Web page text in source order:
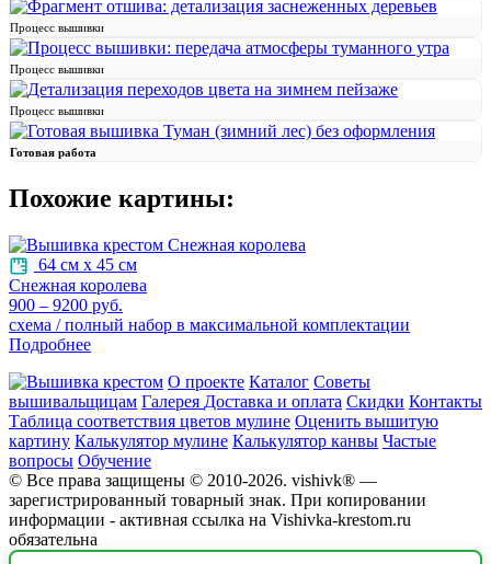
Процесс вышивки
Процесс вышивки
Процесс вышивки
Готовая работа
Похожие картины:
64 см х 45 см
Снежная королева
900 – 9200 руб.
схема / полный набор в максимальной комплектации
Подробнее
О проекте Каталог Советы
вышивальщицам Галерея Доставка и оплата Скидки Контакты
Таблица соответствия цветов мулине Оценить вышитую
картину Калькулятор мулине Калькулятор канвы Частые
вопросы Обучение
© Все права защищены © 2010-2026. vishivk® —
зарегистрированный товарный знак. При копировании
информации - активная ссылка на Vishivka-krestom.ru
обязательна